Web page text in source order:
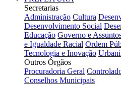
Secretarias
Administração Cultura
Desenvolvimento Social
Educação Governo e
e Igualdade Racial Ordem
Tecnologia e Inovação
Outros Órgãos
Procuradoria Geral
Conselhos Municipais